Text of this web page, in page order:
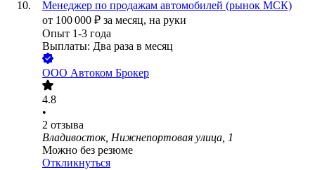
Менеджер по продажам автомобилей (рынок МСК)
от 100 000 ₽ за месяц, на руки
Опыт 1-3 года
Выплаты: Два раза в месяц
ООО Автоком Брокер
4.8
•
2 отзыва
Владивосток, Нижнепортовая улица, 1
Можно без резюме
Откликнуться